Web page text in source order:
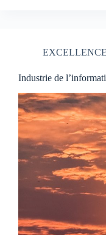
EXCELLENCE
Industrie de